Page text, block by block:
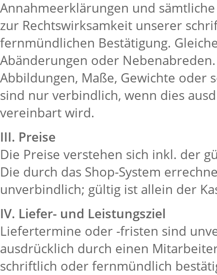
Annahmeerklärungen und
zur Rechtswirksamkeit unserer
fernmündlichen Bestätigung.
Abänderungen oder Nebenabreden.
Abbildungen, Maße, Gewichte oder
sind nur verbindlich, wenn dies
vereinbart wird.
III. Preise
Die Preise verstehen sich inkl. der
Die durch das Shop-System
unverbindlich; gültig ist allein der
IV. Liefer- und Leistungsziel
Liefertermine oder -fristen sind
ausdrücklich durch einen
schriftlich oder fernmündlich